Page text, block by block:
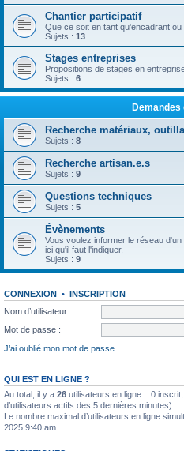
Chantier participatif
Que ce soit en tant qu'encadrant ou
Sujets : 13
Stages entreprises
Propositions de stages en
Sujets : 6
Recherche matériaux,
Sujets : 8
Recherche artisan.e.s
Sujets : 9
Questions techniques
Sujets : 5
Évènements
Vous voulez informer le réseau
ici qu'il faut l'indiquer.
Sujets : 9
CONNEXION • INSCRIPTION
Nom d’utilisateur :
Mot de passe :
J’ai oublié mon mot de passe
QUI EST EN LIGNE ?
Au total, il y a 26 utilisateurs en ligne :: 0
d’utilisateurs actifs des 5 dernières minutes)
Le nombre maximal d’utilisateurs en ligne
2025 9:40 am